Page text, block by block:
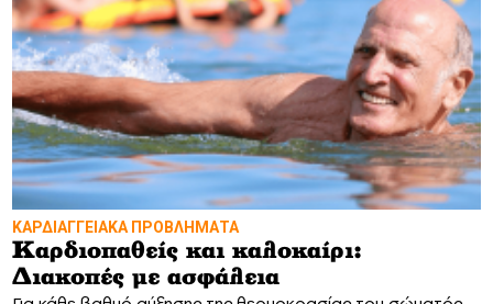
ΚΑΡΔΙΑΓΓΕΙΑΚΑ ΠΡΟΒΛΗΜΑΤΑ
Καρδιοπαθείς και καλοκαίρι:
Διακοπές με ασφάλεια